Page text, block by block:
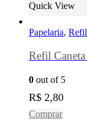
Quick View
Papelaria,
Refil
0 out of 5
R$ 2,80
Comprar